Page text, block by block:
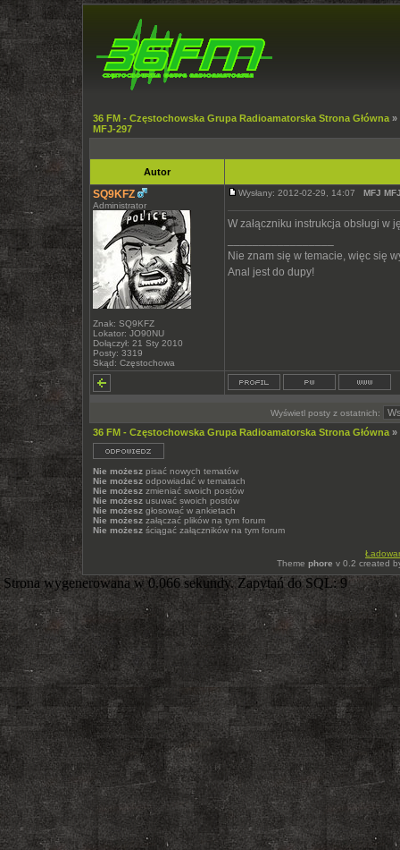
36 FM - Częstochowska Grupa Radioamatorska Strona Główna »
MFJ-297
Autor
SQ9KFZ
Administrator
Znak: SQ9KFZ
Lokator: JO90NU
Dołączył: 21 Sty 2010
Posty: 3319
Skąd: Częstochowa
Wysłany: 2012-02-29, 14:07 MFJ
W załączniku instrukcja obsługi w
Nie znam się w temacie, więc się
Anal jest do dupy!
Wyświetl posty z ostatnich:
36 FM - Częstochowska Grupa Radioamatorska Strona Główna »
Nie możesz pisać nowych tematów
Nie możesz odpowiadać w tematach
Nie możesz zmieniać swoich postów
Nie możesz usuwać swoich postów
Nie możesz głosować w ankietach
Nie możesz załączać plików na tym forum
Nie możesz ściągać załączników na tym forum
Theme phore v 0.2 created
Strona wygenerowana w 0.066 sekundy. Zapytań do SQL: 9